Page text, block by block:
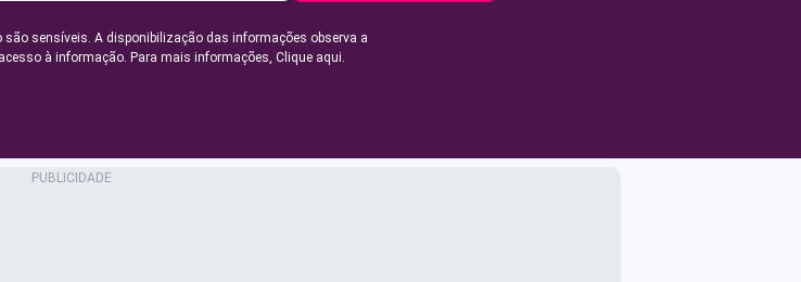
são sensíveis. A disponibilização das informações observa a
à informação. Para mais informações, Clique aqui.